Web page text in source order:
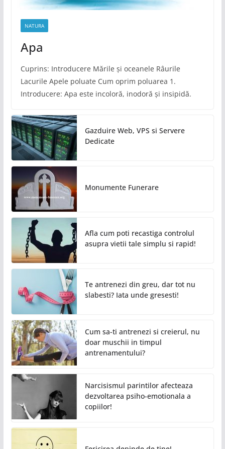
NATURA
Apa
Cuprins: Introducere Mările și oceanele Râurile
Lacurile Apele poluate Cum oprim poluarea 1.
Introducere: Apa este incoloră, inodoră și insipidă.
Gazduire Web, VPS si Servere
Dedicate
Monumente Funerare
Afla cum poti recastiga controlul
asupra vietii tale simplu si rapid!
Te antrenezi din greu, dar tot nu
slabesti? Iata unde gresesti!
Cum sa-ti antrenezi si creierul, nu
doar muschii in timpul
antrenamentului?
Narcisismul parintilor afecteaza
dezvoltarea psiho-emotionala a
copiilor!